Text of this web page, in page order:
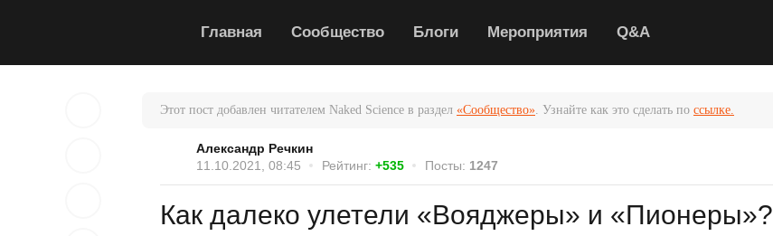
Главная Сообщество Блоги Мероприятия Q&A
Этот пост добавлен читателем Naked Science в раздел «Сообщество». Узнайте как это сделать по ссылке.
Александр Речкин
11.10.2021, 08:45
Рейтинг: +535 Посты: 1247
Как далеко улетели «Вояджеры» и «Пионеры»?